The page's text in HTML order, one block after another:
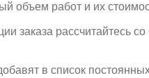
объем работ и их
заказа рассчитайтесь
в список